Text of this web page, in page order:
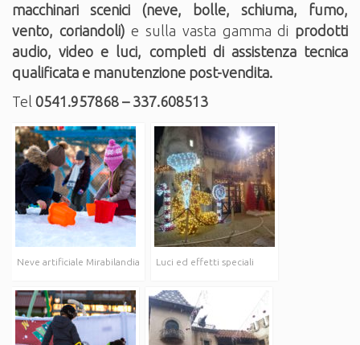
macchinari scenici (neve, bolle, schiuma, fumo,
vento, coriandoli) e sulla vasta gamma di prodotti
audio, video e luci, completi di assistenza tecnica
qualificata e manutenzione post-vendita.
Tel 0541.957868 – 337.608513
Neve artificiale Mirabilandia Luci ed effetti speciali